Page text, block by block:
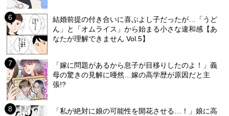
結婚前提の付き合いに喜ぶよし子だったが…「うど
ん」と「オムライス」から始まる小さな違和感【あ
なたが理解できません Vol.5】
「嫁に問題があるから息子が目移りしたのよ！」義
母の驚きの見解に唖然…嫁の高学歴が原因だと主
張!?
「私が絶対に娘の可能性を開花させる…！」娘に高